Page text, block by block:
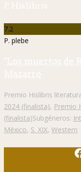
P. Hislibris
7.2
P. plebe
"Los muertos de
Mazarro
Premio Hislibris
2024 (finalista), Premio
(finalista)Subgéneros:
México, S. XIX, Western